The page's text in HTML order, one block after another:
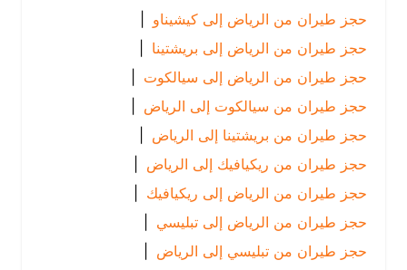
حجز طيران من الرياض إلى كيشيناو |
حجز طيران من الرياض إلى بريشتينا |
حجز طيران من الرياض إلى سيالكوت |
حجز طيران من سيالكوت إلى الرياض
|
حجز طيران من بريشتينا إلى الرياض
|
حجز طيران من ريكيافيك إلى الرياض
|
حجز طيران من الرياض إلى ريكيافيك |
حجز طيران من الرياض إلى تبليسي |
حجز طيران من تبليسي إلى الرياض
|